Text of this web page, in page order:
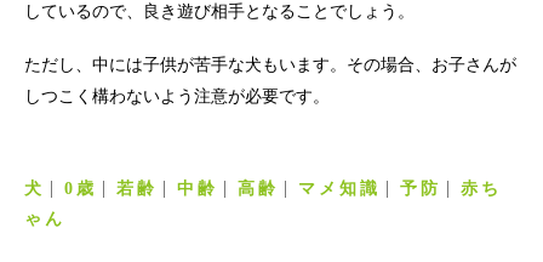
しているので、良き遊び相手となることでしょう。
ただし、中には子供が苦手な犬もいます。その場合、お子さんが
しつこく構わないよう注意が必要です。
犬 0歳 若齢 中齢 高齢 マメ知識 予防
赤ち
ゃん